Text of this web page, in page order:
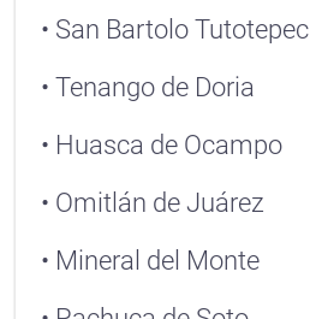
• San Bartolo Tutotepec
• Tenango de Doria
• Huasca de Ocampo
• Omitlán de Juárez
• Mineral del Monte